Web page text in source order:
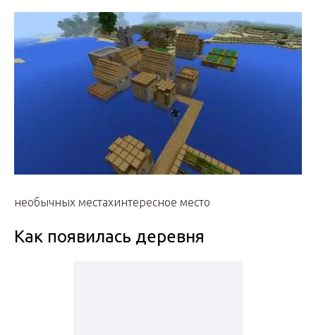
необычных местахинтересное место
Как появилась деревня